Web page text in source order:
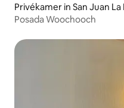
Privékamer in San Juan La
Posada Woochooch